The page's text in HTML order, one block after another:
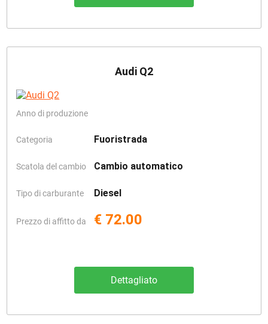
Audi Q2
Anno di produzione
Categoria Fuoristrada
Scatola del cambio Cambio automatico
Tipo di carburante Diesel
Prezzo di affitto da € 72.00
Dettagliato